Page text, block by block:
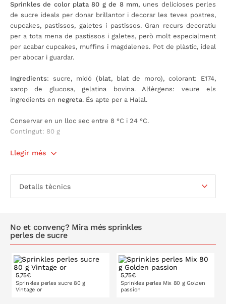
Sprinkles de color plata 80 g de 8 mm, unes delicioses perles
de sucre ideals per donar brillantor i decorar les teves postres,
cupcakes, pastissos, galetes i pastissos. Gran recurs decoratiu
per a tota mena de pastissos i galetes, però molt especialment
per acabar cupcakes, muffins i magdalenes. Pot de plàstic, ideal
per abocar i guardar.
Ingredients: sucre, midó (blat, blat de moro), colorant: E174,
xarop de glucosa, gelatina bovina. Al·lèrgens: veure els
ingredients en negreta. És apte per a Halal.
Conservar en un lloc sec entre 8 °C i 24 °C.
Contingut: 80 g
Llegir més
Detalls tècnics
No et convenç? Mira més sprinkles
perles de sucre
5,75€
Sprinkles perles sucre 80 g
Vintage or
5,75€
Sprinkles perles Mix 80 g Golden
passion